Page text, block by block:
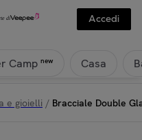
Accedi
Camp new Casa
e gioielli / Bracciale Double